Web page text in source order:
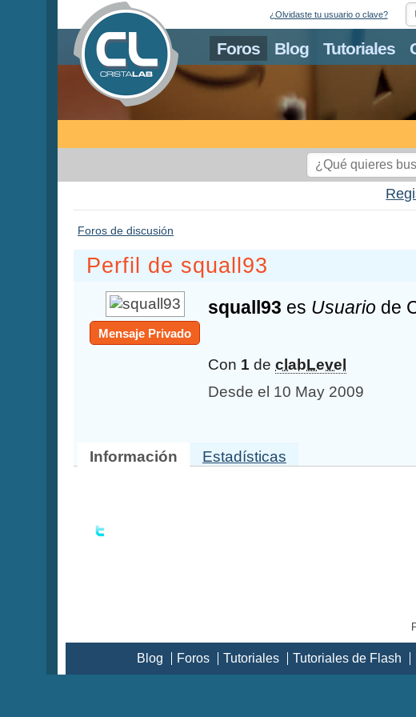
Foros Blog Tutoriales
¿Olvidaste tu usuario o clave?
Foros de discusión
Perfil de squall93
Mensaje Privado
squall93 es Usuario de
Con 1 de clabLevel
Desde el 10 May 2009
Información Estadísticas
Blog Foros Tutoriales Tutoriales de Flash